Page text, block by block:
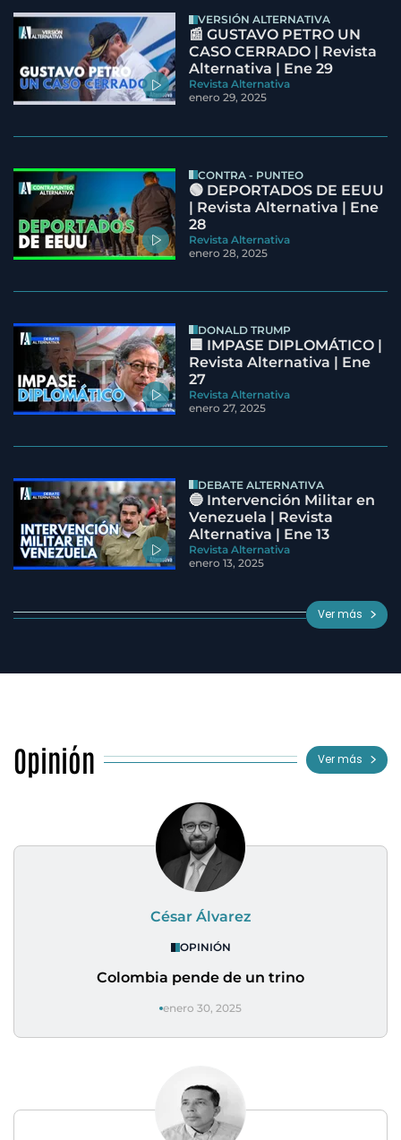
VERSIÓN ALTERNATIVA
📰 GUSTAVO PETRO UN
CASO CERRADO | Revista
Alternativa | Ene 29
Revista Alternativa
enero 29, 2025
CONTRA - PUNTEO
🟢 DEPORTADOS DE EEUU
| Revista Alternativa | Ene
28
Revista Alternativa
enero 28, 2025
DONALD TRUMP
🟦 IMPASE DIPLOMÁTICO |
Revista Alternativa | Ene
27
Revista Alternativa
enero 27, 2025
DEBATE ALTERNATIVA
🔵 Intervención Militar en
Venezuela | Revista
Alternativa | Ene 13
Revista Alternativa
enero 13, 2025
Ver más
Opinión Ver más
César Álvarez
OPINIÓN
Colombia pende de un trino
enero 30, 2025